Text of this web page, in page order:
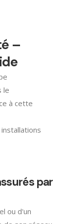
–
le
à cette
par
ou d'un